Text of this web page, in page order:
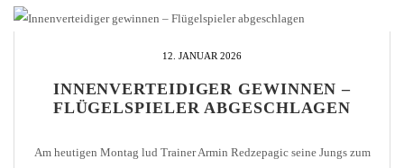
12. JANUAR 2026
INNENVERTEIDIGER GEWINNEN –
FLÜGELSPIELER ABGESCHLAGEN
Am heutigen Montag lud Trainer Armin Redzepagic seine Jungs zum